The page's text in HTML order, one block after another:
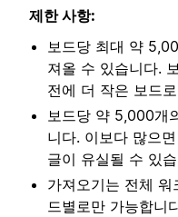
제한 사항:
보드당 최대 약
져올 수 있습니다.
전에 더 작은 보드
보드당 약 5,000개
니다. 이보다 많으
글이 유실될 수 있
가져오기는 전체
드별로만 가능합니